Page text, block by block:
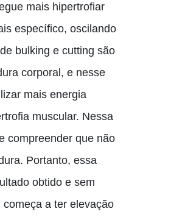
mais hipertrofiar
específico, oscilando
de bulking e cutting são
corporal , e nesse
mais energia
muscular. Nessa
compreender que não
Portanto, essa
obtido e sem
a ter elevação